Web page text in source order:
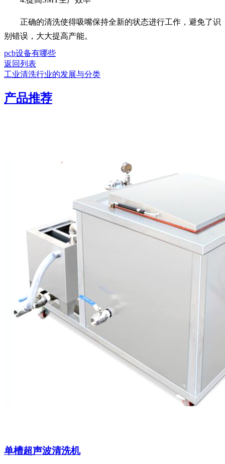
正确的清洗使得吸嘴保持全新的状态进行工作，避免了识
别错误，大大提高产能。
pcb设备有哪些
返回列表
工业清洗行业的发展与分类
产品推荐
单槽超声波清洗机